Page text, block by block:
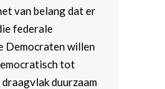
van belang dat er
federale
Democraten willen
tot
duurzaam
Milieu, energie, voedsel
agricultuur
Mobiliteit en Ruimtelijke
Ordening
Utrecht
Rotterdam
Wageningen